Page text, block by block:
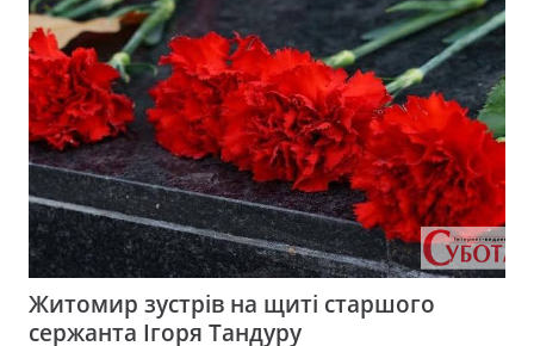
Житомир зустрів на щиті старшого
сержанта Ігоря Тандуру